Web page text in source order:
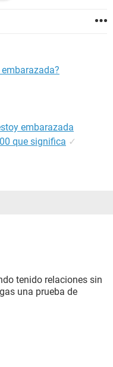
un sangre
el flujo se volvió
(muy poco) de flujo
regla normalmente
significa este flujo?
en cuenta que
(qué fue a término
lleno de amenazas
Gracias por
embarazada
que significa ✓
tenido relaciones sin
una prueba de